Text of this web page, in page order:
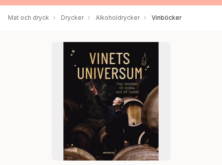
Mat och dryck Drycker Alkoholdrycker Vinböcker